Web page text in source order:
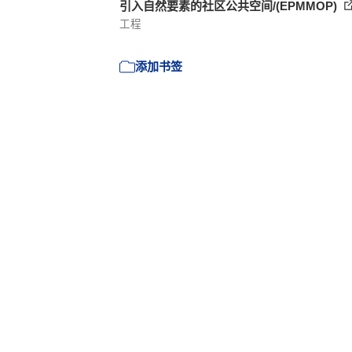
引入自然要素的社区公共空间/(EPMMOP)
工程
添加书签